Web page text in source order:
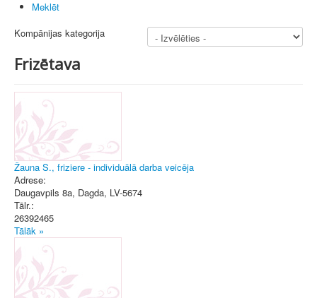
Meklēt
Kompānijas kategorija
Frizētava
Žauna S., friziere - individuālā darba veicēja
Adrese:
Daugavpils 8a, Dagda, LV-5674
Tālr.:
26392465
Tālāk »